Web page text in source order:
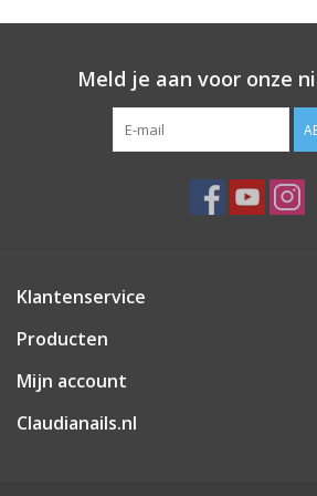
Meld je aan voor onze
Klantenservice
Producten
Mijn account
Claudianails.nl